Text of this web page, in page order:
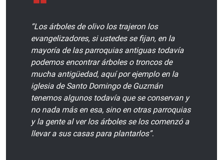
“Los árboles de olivo los trajeron los
evangelizadores, si ustedes se fijan, en la
mayoría de las parroquias antiguas todavía
podemos encontrar árboles o troncos de
mucha antigüedad, aquí por ejemplo en la
iglesia de Santo Domingo de Guzmán
tenemos algunos todavía que se conservan y
no nada más en esa, sino en otras parroquias
y la gente al ver los árboles se los comenzó a
llevar a sus casas para plantarlos”.